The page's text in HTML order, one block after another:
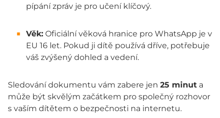
pípání zpráv je pro učení klíčový.
Věk:Oficiální věková hranice pro WhatsApp je v
EU 16 let. Pokud ji dítě používá dříve, potřebuje
váš zvýšený dohled a vedení.
Sledování dokumentu vám zabere jen 25 minut a
může být skvělým začátkem pro společný rozhovor
s vaším dítětem o bezpečnosti na internetu.